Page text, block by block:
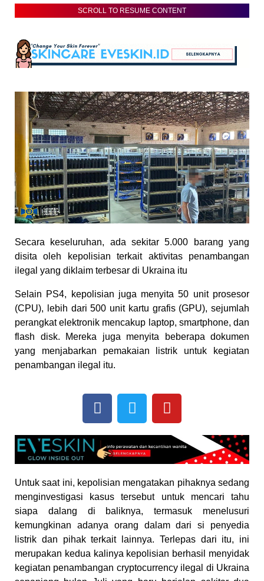
SCROLL TO RESUME CONTENT
Secara keseluruhan, ada sekitar 5.000 barang yang
disita oleh kepolisian terkait aktivitas penambangan
ilegal yang diklaim terbesar di Ukraina itu
Selain PS4, kepolisian juga menyita 50 unit prosesor
(CPU), lebih dari 500 unit kartu grafis (GPU), sejumlah
perangkat elektronik mencakup laptop, smartphone, dan
flash disk. Mereka juga menyita beberapa dokumen
yang menjabarkan pemakaian listrik untuk kegiatan
penambangan ilegal itu.
Untuk saat ini, kepolisian mengatakan pihaknya sedang
menginvestigasi kasus tersebut untuk mencari tahu
siapa dalang di baliknya, termasuk menelusuri
kemungkinan adanya orang dalam dari si penyedia
listrik dan pihak terkait lainnya. Terlepas dari itu, ini
merupakan kedua kalinya kepolisian berhasil menyidak
kegiatan penambangan cryptocurrency ilegal di Ukraina